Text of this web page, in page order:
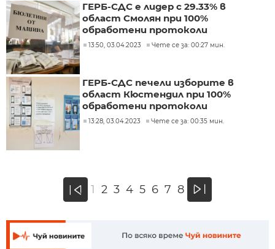
ГЕРБ-СДС е лидер с 29.33% в
област Смолян при 100%
обработени протоколи
13:50, 03.04.2023 Чете се за: 00:27 мин.
ГЕРБ-СДС печели изборите в
област Кюстендил при 100%
обработени протоколи
13:28, 03.04.2023 Чете се за: 00:35 мин.
« 1 2 3 4 5 6 7 8 »